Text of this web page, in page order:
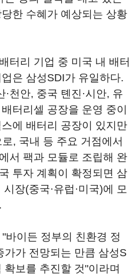
한 수혜가 예상되는 상황
터리 기업 중 미국 내 배터
은 삼성SDI가 유일하다.
천안, 중국 톈진·시안, 유
터리셀 공장을 운영 중이
에 배터리 공장이 있지만
, 국내 등 주요 거점에서
서 팩과 모듈로 조립해 완
투자 계획이 확정되면 삼
장(중국·유럽·미국)에 모
바이든 정부의 친환경 정
가가 전망되는 만큼 삼성S
보를 추진할 것"이라며